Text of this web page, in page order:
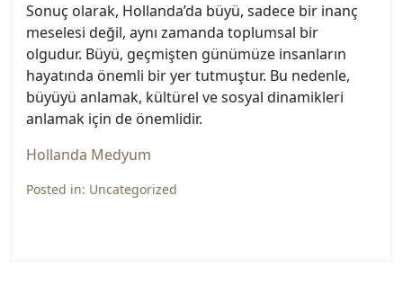
Sonuç olarak, Hollanda’da büyü, sadece bir inanç
meselesi değil, aynı zamanda toplumsal bir
olgudur. Büyü, geçmişten günümüze insanların
hayatında önemli bir yer tutmuştur. Bu nedenle,
büyüyü anlamak, kültürel ve sosyal dinamikleri
anlamak için de önemlidir.
Hollanda Medyum
Posted in: Uncategorized